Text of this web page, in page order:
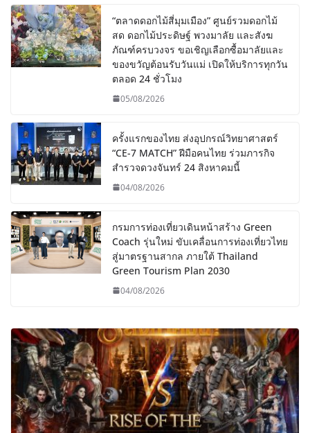
“ตลาดดอกไม้สี่มุมเมือง” ศูนย์รวมดอกไม้
สด ดอกไม้ประดิษฐ์ พวงมาลัย และสังฆ
ภัณฑ์ครบวงจร ขอเชิญเลือกซื้อมาลัยและ
ของขวัญต้อนรับวันแม่ เปิดให้บริการทุกวัน
ตลอด 24 ชั่วโมง
05/08/2026
ครั้งแรกของไทย ส่งอุปกรณ์วิทยาศาสตร์
“CE-7 MATCH” ฝีมือคนไทย ร่วมภารกิจ
สำรวจดวงจันทร์ 24 สิงหาคมนี้
04/08/2026
กรมการท่องเที่ยวเดินหน้าสร้าง Green
Coach รุ่นใหม่ ขับเคลื่อนการท่องเที่ยวไทย
สู่มาตรฐานสากล ภายใต้ Thailand
Green Tourism Plan 2030
04/08/2026